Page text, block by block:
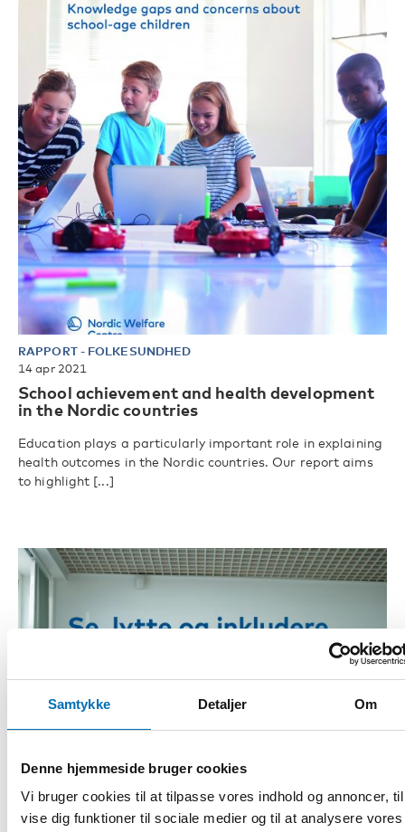
Samtykke Detaljer Om
Denne hjemmeside bruger cookies
Vi bruger cookies til at tilpasse vores indhold og annoncer,
vise dig funktioner til sociale medier og til at analysere vores
RAPPORT- FOLKESUNDHED
14 apr 2021
School achievement and health development
in the Nordic countries
Education plays a particularly important role in explaining
health outcomes in the Nordic countries. Our report aims
to highlight [...]